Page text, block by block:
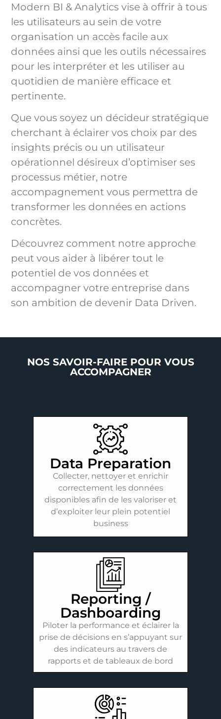
Modern BI & Analytics vise à offrir à tous
les utilisateurs au sein de votre
organisation un accès facile aux
données ainsi que les outils nécessaires
pour les interpréter et les utiliser au
quotidien de manière efficace et
pertinente.
Que vous soyez un décideur stratégique
cherchant à éclairer vos choix par des
insights précis ou un utilisateur
opérationnel désireux d’optimiser ses
processus métier, notre
accompagnement vous permettra de
transformer les données en actions
concrètes.
Découvrez comment notre approche
peut vous aider à libérer tout le
potentiel de vos données et
accompagner votre entreprise dans
son ambition de devenir Data Driven.
NOS SAVOIR-FAIRE POUR VOUS
ACCOMPAGNER
Data Preparation
Collecter, nettoyer et enrichir
correctement les données
disponibles afin de les valoriser et
d’exploiter leur plein potentiel
business
Reporting /
Dashboarding
Piloter la performance et éclairer la
prise de décisions en s’appuyant sur
des indicateurs au travers de
rapports et de tableaux de bord